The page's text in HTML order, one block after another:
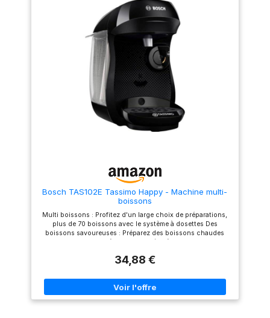
: Les capsules Nespresso sont
recyclables Toutes les
capsules en aluminium
collectées par Nespresso sont
recyclées Capsule faite avec
au moins 80% d'aluminium
économiseur d'énergie: la
machine bascule
automatiquement en veille au
bout de 3 minutes
d'inutilisation et se met hors
tension après 9 minutes de
non utilisation Réservoir d'eau
amovible de 0,7L Bac
d'égouttage et bac à capsules
usagées (pour 9-11 capsules)
séparés pour une meilleure
hygiène
Bosch TAS102E Tassimo Happy - Machine multi-
boissons
Multi boissons : Profitez d'un large choix de préparations,
plus de 70 boissons avec le système à dosettes Des
boissons savoureuses : Préparez des boissons chaudes
commande : "Un seul clic et c'est prêt" avec OneTouch
rapidement un café ou une autre boisson chaude
Conception : Fabriquée à partir de 57% de plastique recyclé
(1), économe en énergie grâce à sa classe d'efficacité
34,88 €